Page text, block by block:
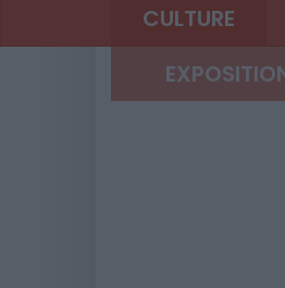
CULTURE